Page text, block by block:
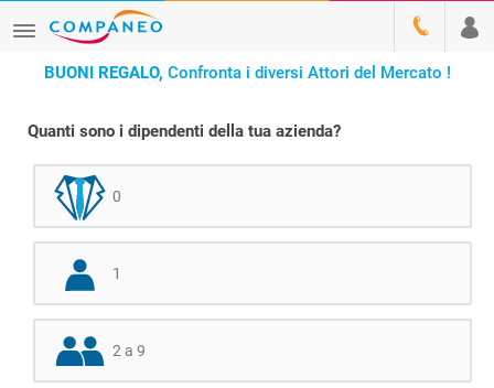
BUONI REGALO, Confronta i diversi Attori del Mercato !
Quanti sono i dipendenti della tua azienda?
0
1
2 a 9